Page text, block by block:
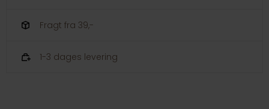
Fragt fra 39,-
1-3 dages levering